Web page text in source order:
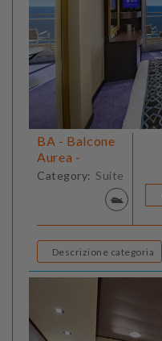
BA - Balcone
Aurea -
Category: Suite
Descrizione categoria